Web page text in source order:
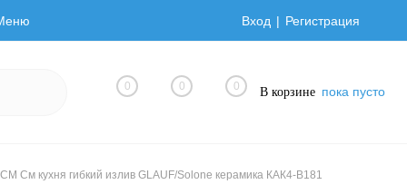
Вход Регистрация
0 0 0 В корзине пока пусто
СМ См кухня гибкий излив GLAUF/Solone керамика КАК4-В181